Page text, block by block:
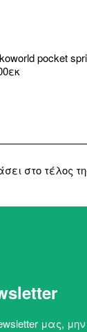
pocket
στο τέλος
μας,